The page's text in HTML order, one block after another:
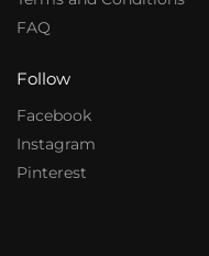
FAQ
Follow
Facebook
Instagram
Pinterest